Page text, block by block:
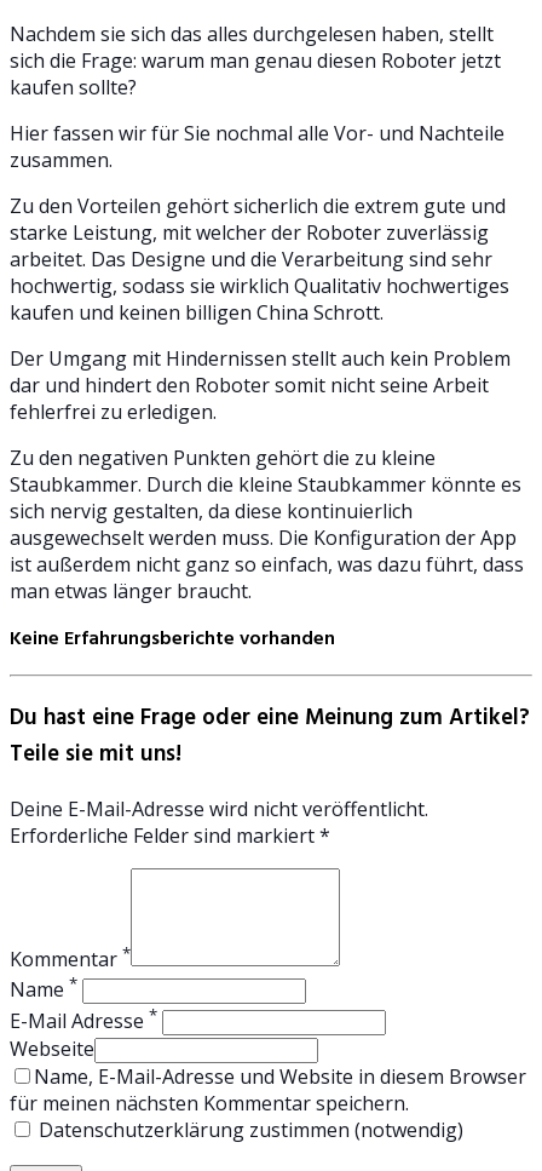
Nachdem sie sich das alles durchgelesen haben, stellt
sich die Frage: warum man genau diesen Roboter jetzt
kaufen sollte?
Hier fassen wir für Sie nochmal alle Vor- und Nachteile
zusammen.
Zu den Vorteilen gehört sicherlich die extrem gute und
starke Leistung, mit welcher der Roboter zuverlässig
arbeitet. Das Designe und die Verarbeitung sind sehr
hochwertig, sodass sie wirklich Qualitativ hochwertiges
kaufen und keinen billigen China Schrott.
Der Umgang mit Hindernissen stellt auch kein Problem
dar und hindert den Roboter somit nicht seine Arbeit
fehlerfrei zu erledigen.
Zu den negativen Punkten gehört die zu kleine
Staubkammer. Durch die kleine Staubkammer könnte es
sich nervig gestalten, da diese kontinuierlich
ausgewechselt werden muss. Die Konfiguration der App
ist außerdem nicht ganz so einfach, was dazu führt, dass
man etwas länger braucht.
Keine Erfahrungsberichte vorhanden
Du hast eine Frage oder eine Meinung zum Artikel?
Teile sie mit uns!
Deine E-Mail-Adresse wird nicht veröffentlicht.
Erforderliche Felder sind markiert *
Kommentar *
Name *
E-Mail Adresse *
Webseite
Name, E-Mail-Adresse und Website in diesem Browser
für meinen nächsten Kommentar speichern.
Datenschutzerklärung zustimmen (notwendig)